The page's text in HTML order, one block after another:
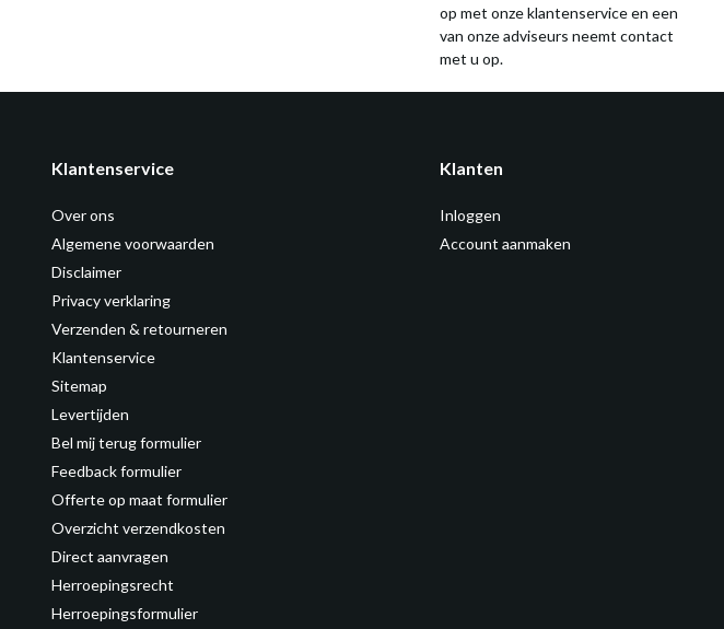
op met onze klantenservice en een
van onze adviseurs neemt contact
met u op.
Klantenservice
Over ons
Algemene voorwaarden
Disclaimer
Privacy verklaring
Verzenden & retourneren
Klantenservice
Sitemap
Levertijden
Bel mij terug formulier
Feedback formulier
Offerte op maat formulier
Overzicht verzendkosten
Direct aanvragen
Herroepingsrecht
Herroepingsformulier
Klanten
Inloggen
Account aanmaken